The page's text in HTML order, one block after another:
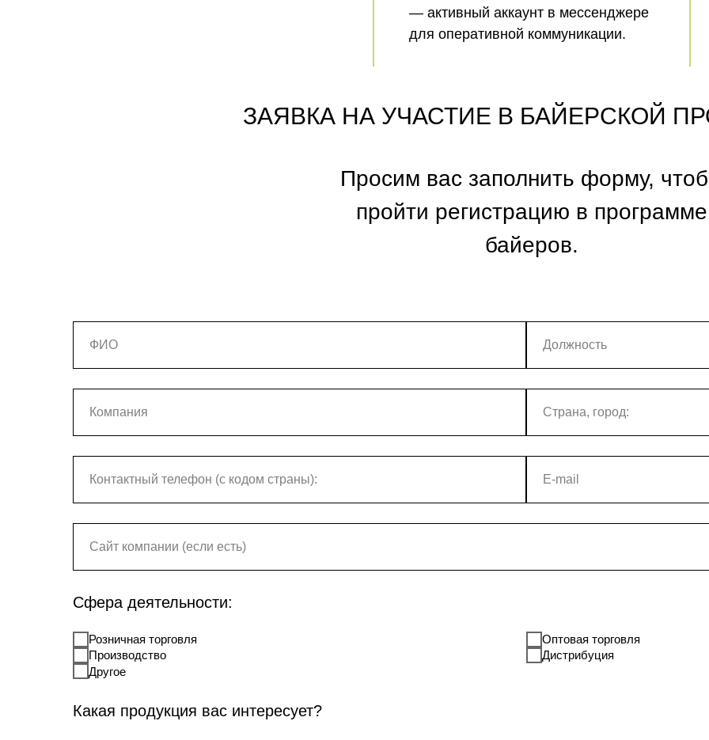
— активный аккаунт в мессенджере
для оперативной коммуникации.
ЗАЯВКА НА УЧАСТИЕ В БАЙЕРСКОЙ
Просим вас заполнить форму,
пройти регистрацию в программе
байеров.
Сфера деятельности:
Розничная торговля
Оптовая торговля
Производство
Дистрибуция
Другое
Какая продукция вас интересует?